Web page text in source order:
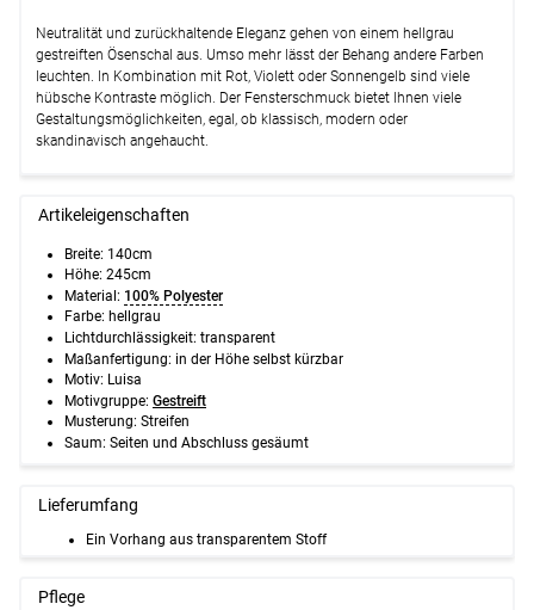
Neutralität und zurückhaltende Eleganz gehen von einem hellgrau
gestreiften Ösenschal aus. Umso mehr lässt der Behang andere Farben
leuchten. In Kombination mit Rot, Violett oder Sonnengelb sind viele
hübsche Kontraste möglich. Der Fensterschmuck bietet Ihnen viele
Gestaltungsmöglichkeiten, egal, ob klassisch, modern oder
skandinavisch angehaucht.
Artikeleigenschaften
Breite: 140cm
Höhe: 245cm
Material: 100% Polyester
Farbe: hellgrau
Lichtdurchlässigkeit: transparent
Maßanfertigung: in der Höhe selbst kürzbar
Motiv: Luisa
Motivgruppe: Gestreift
Musterung: Streifen
Saum: Seiten und Abschluss gesäumt
Lieferumfang
Ein Vorhang aus transparentem Stoff
Pflege